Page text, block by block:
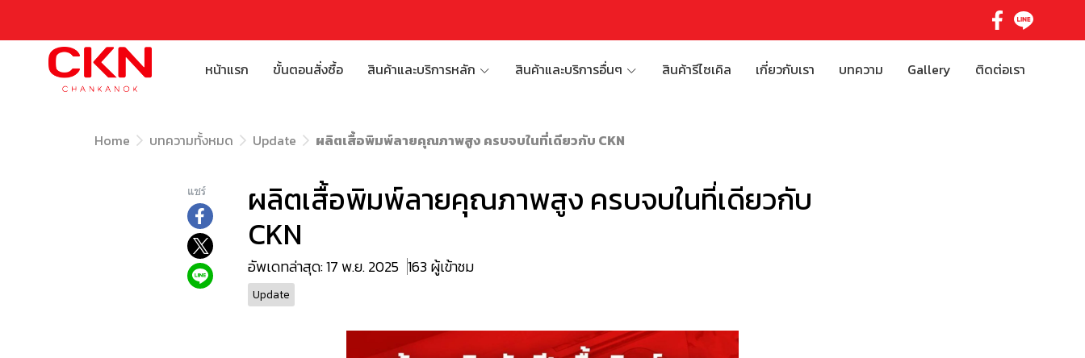
หน้าแรก ขั้นตอนสั่งซื้อ สินค้าและบริการหลัก สินค้าและบริการอื่นๆ สินค้ารีไซเคิล เกี่ยวกับเรา บทความ Gallery ติดต่อเรา
Home บทความทั้งหมด Update ผลิตเสื้อพิมพ์ลายคุณภาพสูง ครบจบในที่เดียวกับ CKN
แชร์ ผลิตเสื้อพิมพ์ลายคุณภาพสูง ครบจบในที่เดียวกับ
CKN
อัพเดทล่าสุด: 17 พ.ย. 2025 163 ผู้เข้าชม
Update